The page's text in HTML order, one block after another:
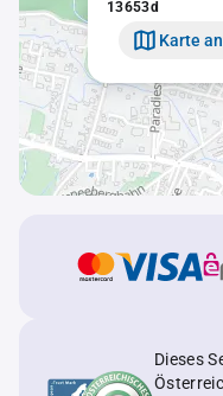
13653d
Karte
Dieses